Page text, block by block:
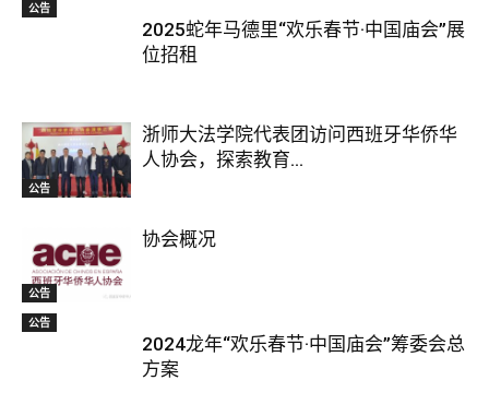
公告
2025蛇年马德里“欢乐春节·中国庙会”展
位招租
公告
浙师大法学院代表团访问西班牙华侨华
人协会，探索教育...
公告
协会概况
公告
2024龙年“欢乐春节·中国庙会”筹委会总
方案